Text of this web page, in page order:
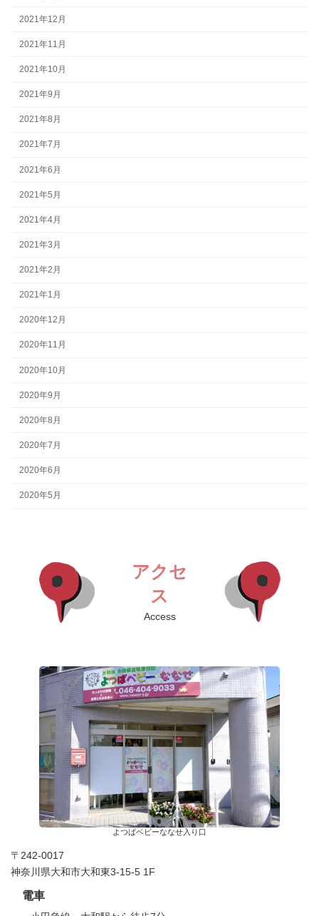
2021年12月
2021年11月
2021年10月
2021年9月
2021年8月
2021年7月
2021年6月
2021年5月
2021年4月
2021年3月
2021年2月
2021年1月
2020年12月
2020年11月
2020年10月
2020年9月
2020年8月
2020年7月
2020年6月
2020年5月
アクセ
ス
Access
よつばベビーななせ入り口
〒242-0017
神奈川県大和市大和東3-15-5 1F
電車